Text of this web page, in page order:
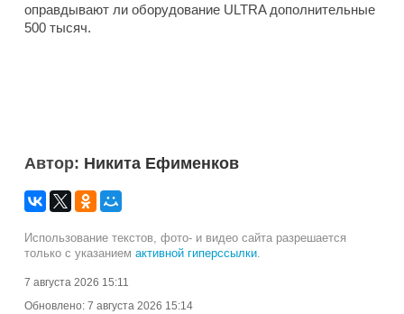
оправдывают ли оборудование ULTRA дополнительные
500 тысяч.
Автор: Никита Ефименков
Использование текстов, фото- и видео сайта разрешается
только с указанием активной гиперссылки
7 августа 2026 15:11
Обновлено: 7 августа 2026 15:14